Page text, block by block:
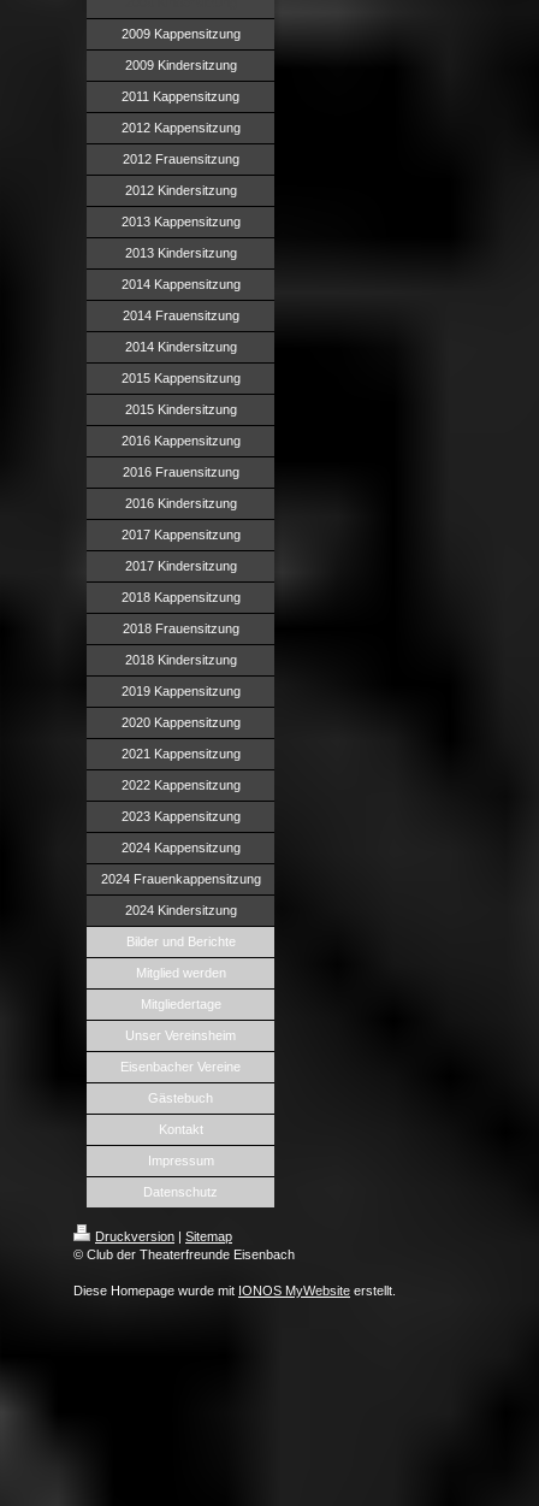
2009 Kappensitzung
2009 Kindersitzung
2011 Kappensitzung
2012 Kappensitzung
2012 Frauensitzung
2012 Kindersitzung
2013 Kappensitzung
2013 Kindersitzung
2014 Kappensitzung
2014 Frauensitzung
2014 Kindersitzung
2015 Kappensitzung
2015 Kindersitzung
2016 Kappensitzung
2016 Frauensitzung
2016 Kindersitzung
2017 Kappensitzung
2017 Kindersitzung
2018 Kappensitzung
2018 Frauensitzung
2018 Kindersitzung
2019 Kappensitzung
2020 Kappensitzung
2021 Kappensitzung
2022 Kappensitzung
2023 Kappensitzung
2024 Kappensitzung
2024 Frauenkappensitzung
2024 Kindersitzung
Bilder und Berichte
Mitglied werden
Mitgliedertage
Unser Vereinsheim
Eisenbacher Vereine
Gästebuch
Kontakt
Impressum
Datenschutz
Druckversion | Sitemap
© Club der Theaterfreunde Eisenbach
Diese Homepage wurde mit IONOS MyWebsite erstellt.